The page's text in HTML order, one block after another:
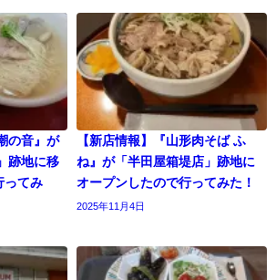
の音』が
跡地に移
ってみ
【新店情報】『山形肉そば ふ
ね』が「半田屋箱堤店」跡地に
オープンしたので行ってみた！
2025年11月4日